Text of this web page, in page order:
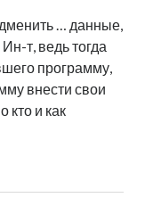
… данные,
т, ведь тогда
программу,
внести свои
кто и как